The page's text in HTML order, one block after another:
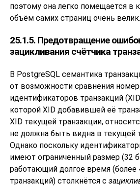
поэтому она легко помещается в
объём самих страниц очень велик.
25.1.5. Предотвращение
зацикливания счётчика
В PostgreSQL семантика
от возможности сравнения
идентификаторов транзакций (XID
которой XID добавившей её
XID текущей транзакции,
не должна быть видна в текущей
Однако поскольку
имеют ограниченный размер (32
работающий долгое время (более
транзакций) столкнётся с